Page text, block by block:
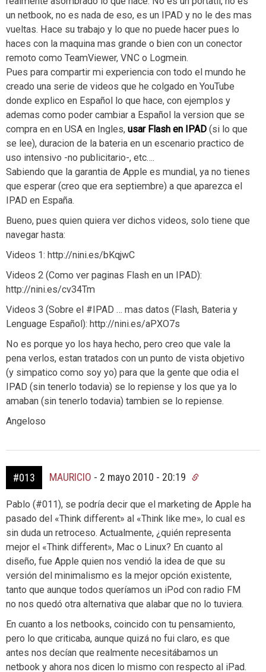
un netbook, no es nada de eso, es un IPAD y no le des mas
vueltas. Hace su trabajo y lo que no puede hacer pues lo
haces con la maquina mas grande o bien con un conector
remoto como TeamViewer, VNC o Logmein.
Pues para compartir mi experiencia con todo el mundo he
creado una serie de videos que he colgado en YouTube
donde explico en Español lo que hace, con ejemplos y
ademas como poder cambiar a Español la version que se
compra en en USA en Ingles, usar Flash en IPAD (si lo que
se lee), duracion de la bateria en un escenario practico de
uso intensivo -no publicitario-, etc….
Sabiendo que la garantia de Apple es mundial, ya no tienes
que esperar (creo que era septiembre) a que aparezca el
IPAD en España.
Bueno, pues quien quiera ver dichos videos, solo tiene que
navegar hasta:
Videos 1: http://nini.es/bKqjwC
Videos 2 (Como ver paginas Flash en un IPAD):
http://nini.es/cv34Tm
Videos 3 (Sobre el #IPAD … mas datos (Flash, Bateria y
Lenguage Español): http://nini.es/aPXO7s
No es porque yo los haya hecho, pero creo que vale la
pena verlos, estan tratados con un punto de vista objetivo
(y simpatico como soy yo) para que la gente que odia el
IPAD (sin tenerlo todavia) se lo repiense y los que ya lo
amaban (sin tenerlo todavia) tambien se lo repiense.
Angeloso
#013 MAURICIO - 2 mayo 2010 - 20:19
Pablo (#011), se podría decir que el marketing de Apple ha
pasado del «Think different» al «Think like me», lo cual es
sin duda un retroceso. Actualmente, ¿quién representa
mejor el «Think different», Mac o Linux? En cuanto al
diseño, fue Apple quien nos vendió la idea de que su
versión del minimalismo es la mejor opción existente,
tanto que aunque todos queríamos un iPod con radio FM
no nos quedó otra alternativa que alabar que no lo tuviera.
En cuanto a los netbooks, coincido con tu pensamiento,
pero lo que criticaba, aunque quizá no fui claro, es que
antes nos decían que realmente necesitábamos un
netbook y ahora nos dicen lo mismo con respecto al iPad.